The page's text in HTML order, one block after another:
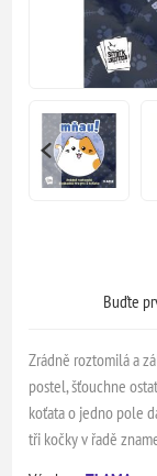
Buďte
Zrádně roztomilá a
postel, šťouchne
koťata o jedno pole
tři kočky v řadě